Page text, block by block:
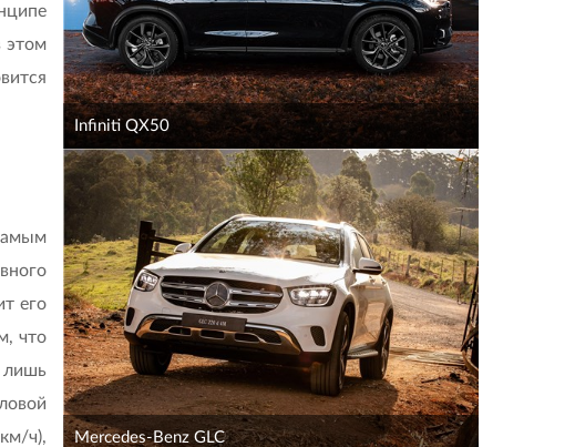
Infiniti QX50
Mercedes-Benz GLC
этом
его
что
лишь
ч),